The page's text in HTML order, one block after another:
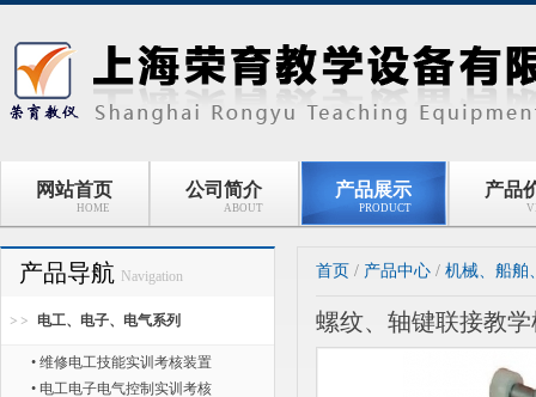
网站首页
HOME
公司简介
ABOUT
产品展示
PRODUCT
产品
产品导航 Navigation
电工、电子、电气系列
• 维修电工技能实训考核装置
• 电工电子电气控制实训考核
首页 / 产品中心 / 机械、船舶
螺纹、轴键联接教